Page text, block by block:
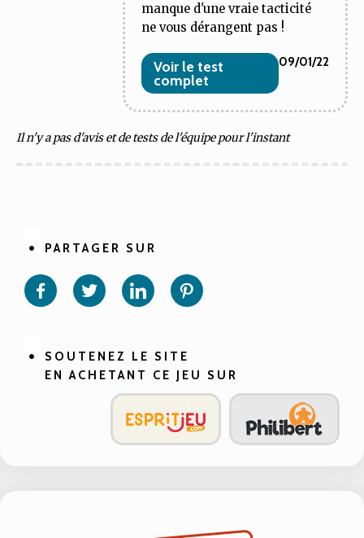
manque d'une vraie tacticité
ne vous dérangent pas !
Voir le test
complet
09/01/22
Il n'y a pas d'avis et de tests de l'équipe pour l'instant
PARTAGER SUR
sur sur sur
SOUTENEZ LE SITE
EN ACHETANT CE JEU SUR